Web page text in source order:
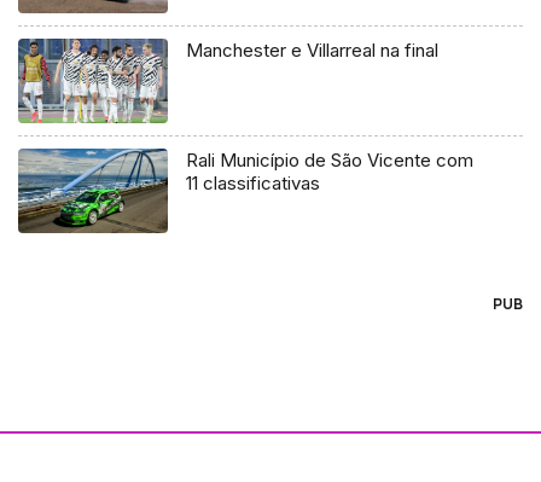
Manchester e Villarreal na final
Rali Município de São Vicente com
11 classificativas
PUB